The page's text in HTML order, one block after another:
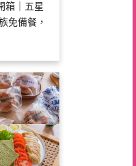
箱｜五星
免備餐，